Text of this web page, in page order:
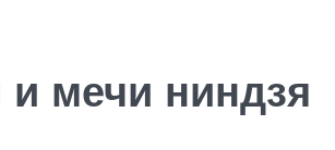
и мечи ниндзя